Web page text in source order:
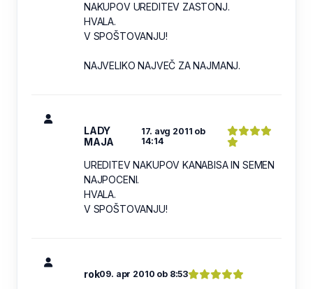
NAKUPOV UREDITEV ZASTONJ.
HVALA.
V SPOŠTOVANJU!
NAJVELIKO NAJVEČ ZA NAJMANJ.
LADY
MAJA
17. avg 2011 ob
14:14
UREDITEV NAKUPOV KANABISA IN SEMEN
NAJPOCENI.
HVALA.
V SPOŠTOVANJU!
rok09. apr 2010 ob 8:53